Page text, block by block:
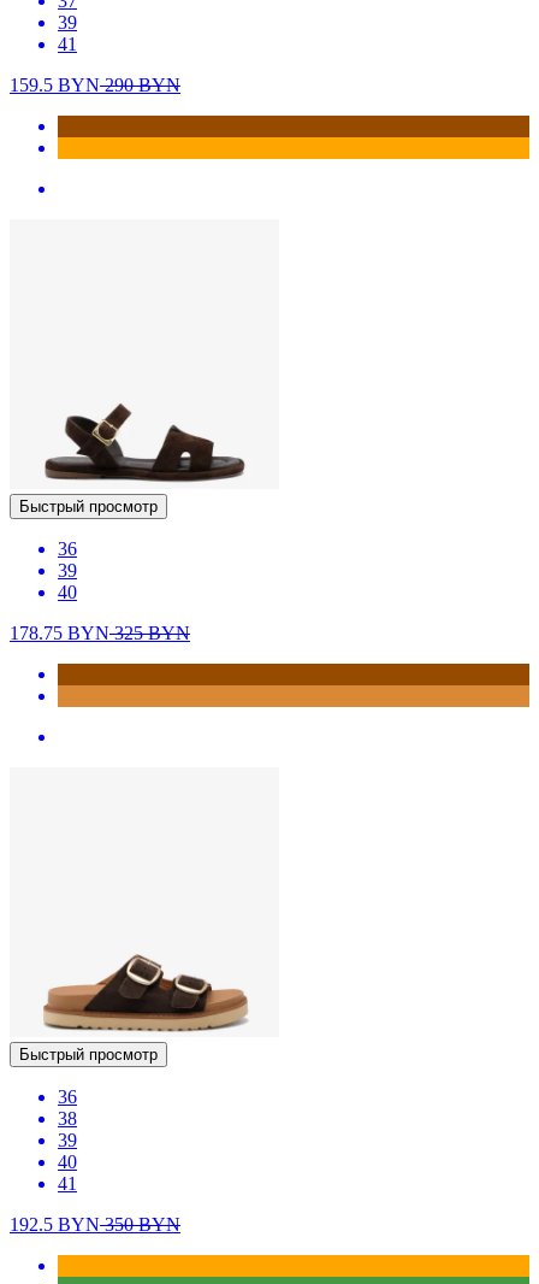
39
41
159.5 BYN290BYN
Быстрый просмотр
36
39
40
178.75 BYN325BYN
Быстрый просмотр
36
38
39
40
41
192.5 BYN350BYN